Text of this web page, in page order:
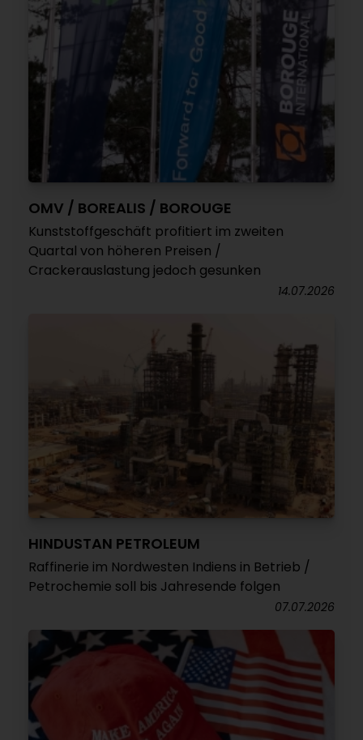
OMV / BOREALIS / BOROUGE
Kunststoffgeschäft profitiert im zweiten
Quartal von höheren Preisen /
Crackerauslastung jedoch gesunken
14.07.2026
HINDUSTAN PETROLEUM
Raffinerie im Nordwesten Indiens in Betrieb /
Petrochemie soll bis Jahresende folgen
07.07.2026